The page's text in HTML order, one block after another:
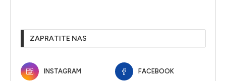
ZAPRATITE NAS
INSTAGRAM FACEBOOK